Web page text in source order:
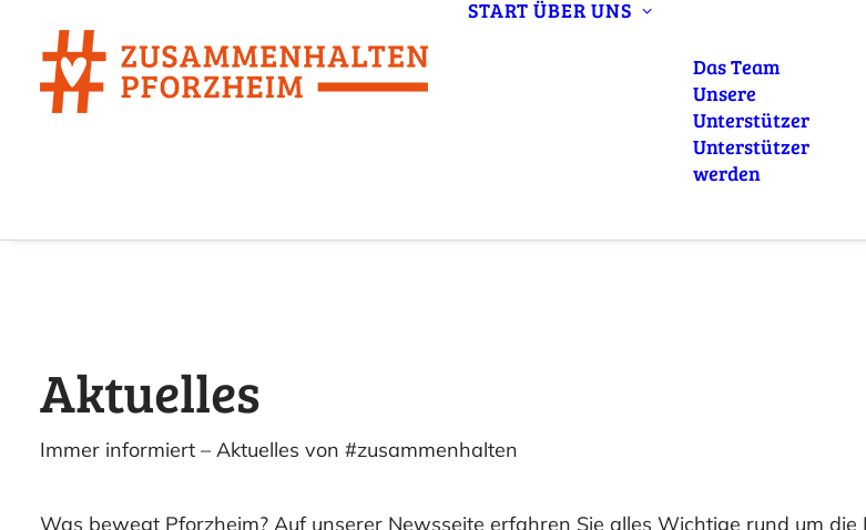
START ÜBER UNS
Das Team
Unsere
Unterstützer
Unterstützer
werden
Aktuelles
Immer informiert – Aktuelles von #zusammenhalten
Was bewegt Pforzheim? Auf unserer Newsseite erfahren Sie alles Wichtige rund um